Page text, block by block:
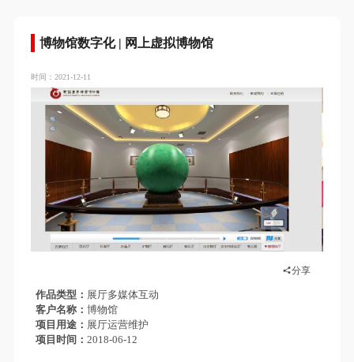
博物馆数字化 | 网上虚拟博物馆
时间：2021-12-11
分享
作品类型
展厅多媒体互动
客户名称
博物馆
项目用途
展厅运营维护
项目时间
2018-06-12